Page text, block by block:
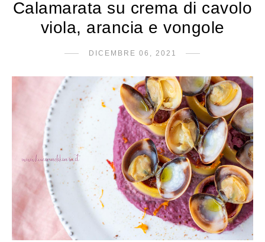
Calamarata su crema di cavolo
viola, arancia e vongole
DICEMBRE 06, 2021